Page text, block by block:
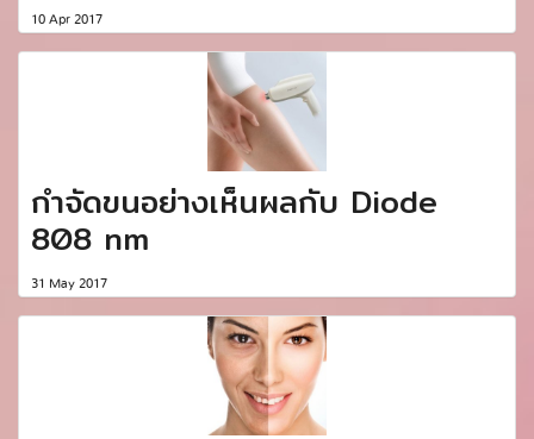
10 Apr 2017
กำจัดขนอย่างเห็นผลกับ Diode
808 nm
31 May 2017